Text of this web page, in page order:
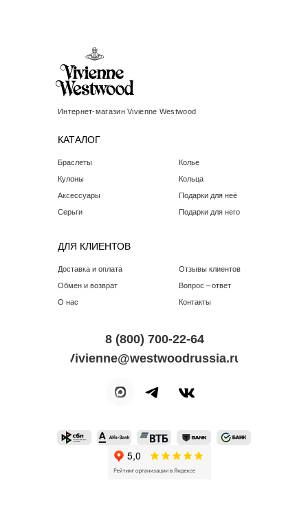
КАТАЛОГ
ДЛЯ КЛИЕНТОВ
Интернет-магазин Vivienne Westwood
Vivienne@westwoodrussia.ru
8 (800) 700-22-64
Доставка и оплата
Обмен и возврат
Вопрос – ответ
Отзывы клиентов
О нас Контакты
Браслеты
Серьги
Кулоны
Колье
Кольца
Аксессуары
Подарки для неё
Подарки для него